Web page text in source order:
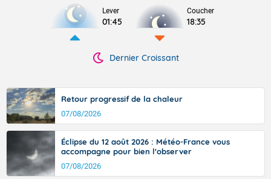
Lever
01:45
Coucher
18:35
Dernier Croissant
Retour progressif de la chaleur
07/08/2026
Éclipse du 12 août 2026 : Météo-France vous
accompagne pour bien l'observer
07/08/2026